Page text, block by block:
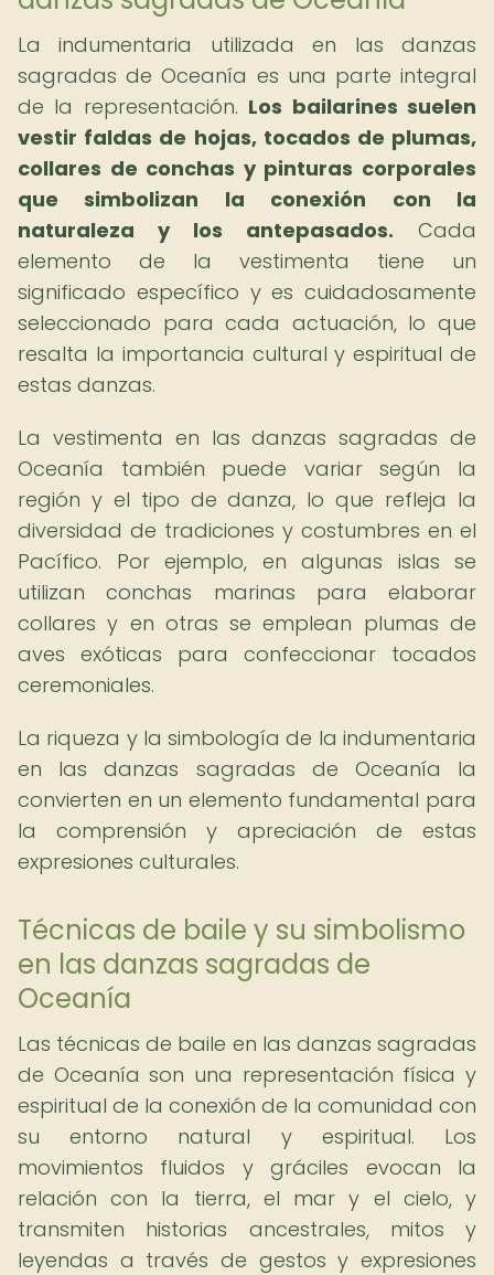
La indumentaria utilizada en las danzas
sagradas de Oceanía es una parte integral
de la representación. Los bailarines suelen
vestir faldas de hojas, tocados de plumas,
collares de conchas y pinturas corporales
que simbolizan la conexión con la
naturaleza y los antepasados. Cada
elemento de la vestimenta tiene un
significado específico y es cuidadosamente
seleccionado para cada actuación, lo que
resalta la importancia cultural y espiritual de
estas danzas.
La vestimenta en las danzas sagradas de
Oceanía también puede variar según la
región y el tipo de danza, lo que refleja la
diversidad de tradiciones y costumbres en el
Pacífico. Por ejemplo, en algunas islas se
utilizan conchas marinas para elaborar
collares y en otras se emplean plumas de
aves exóticas para confeccionar tocados
ceremoniales.
La riqueza y la simbología de la indumentaria
en las danzas sagradas de Oceanía la
convierten en un elemento fundamental para
la comprensión y apreciación de estas
expresiones culturales.
Técnicas de baile y su simbolismo
en las danzas sagradas de
Oceanía
Las técnicas de baile en las danzas sagradas
de Oceanía son una representación física y
espiritual de la conexión de la comunidad con
su entorno natural y espiritual. Los
movimientos fluidos y gráciles evocan la
relación con la tierra, el mar y el cielo, y
transmiten historias ancestrales, mitos y
leyendas a través de gestos y expresiones